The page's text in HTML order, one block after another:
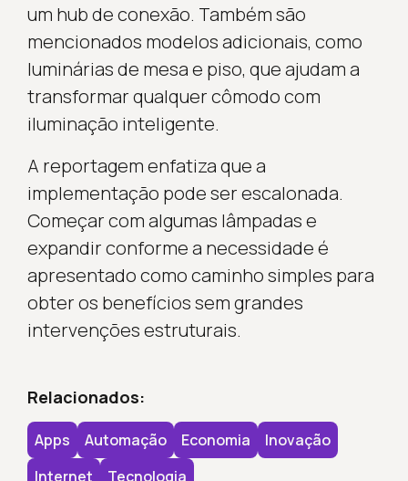
um hub de conexão. Também são
mencionados modelos adicionais, como
luminárias de mesa e piso, que ajudam a
transformar qualquer cômodo com
iluminação inteligente.
A reportagem enfatiza que a
implementação pode ser escalonada.
Começar com algumas lâmpadas e
expandir conforme a necessidade é
apresentado como caminho simples para
obter os benefícios sem grandes
intervenções estruturais.
Relacionados:
Apps Automação Economia
Inovação
Internet
Tecnologia